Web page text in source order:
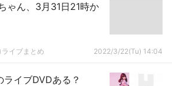
ゃん、3月31日21時か
イブまとめ 2022/3/22(Tu) 14:04
イブDVDある？